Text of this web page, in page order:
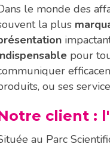
le monde des
la plus
pour
ou ses
client :
au Parc